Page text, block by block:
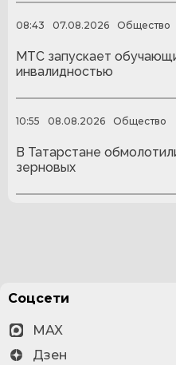
08:43 07.08.2026 Общество
МТС запускает
инвалидностью
10:55 08.08.2026 Общество
В Татарстане
зерновых
Соцсети
MAX
Дзен